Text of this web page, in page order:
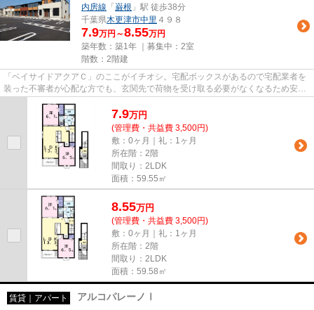
内房線 「 巌根 」駅 徒歩38分
千葉県木更津市中里 ４９８
7.9万円～8.55万円
築年数：築1年 ｜募集中： 2室
階数：2階建
「ベイサイドアクアＣ」のここがイチオシ。宅配ボックスがあるので宅配業者を
装った不審者が心配な方でも、玄関先で荷物を受け取る必要がなくなるため安心
7.9万円
(管理費・共益費 3,500円)
敷：0ヶ月｜礼：1ヶ月
所在階：2階
間取り：2LDK
面積：59.55㎡
8.55万円
(管理費・共益費 3,500円)
敷：0ヶ月｜礼：1ヶ月
所在階：2階
間取り：2LDK
面積：59.58㎡
賃貸｜アパート アルコパレーノⅠ